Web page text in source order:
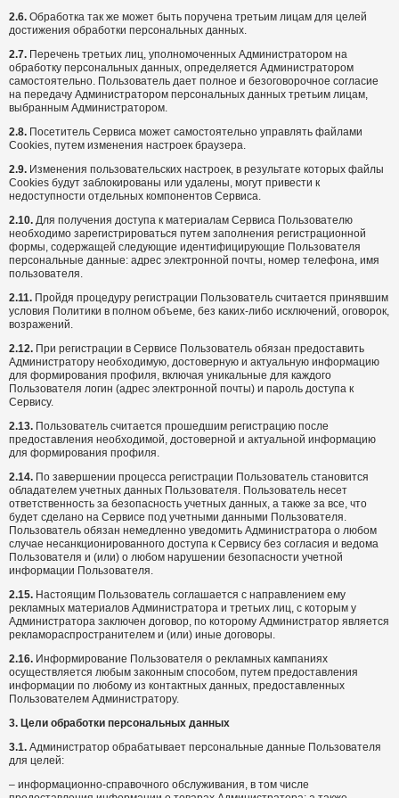
2.6. Обработка так же может быть поручена третьим лицам для целей
достижения обработки персональных данных.
2.7. Перечень третьих лиц, уполномоченных Администратором на
обработку персональных данных, определяется Администратором
самостоятельно. Пользователь дает полное и безоговорочное согласие
на передачу Администратором персональных данных третьим лицам,
выбранным Администратором.
2.8. Посетитель Сервиса может самостоятельно управлять файлами
Cookies, путем изменения настроек браузера.
2.9. Изменения пользовательских настроек, в результате которых файлы
Cookies будут заблокированы или удалены, могут привести к
недоступности отдельных компонентов Сервиса.
2.10. Для получения доступа к материалам Сервиса Пользователю
необходимо зарегистрироваться путем заполнения регистрационной
формы, содержащей следующие идентифицирующие Пользователя
персональные данные: адрес электронной почты, номер телефона, имя
пользователя.
2.11. Пройдя процедуру регистрации Пользователь считается принявшим
условия Политики в полном объеме, без каких-либо исключений, оговорок,
возражений.
2.12. При регистрации в Сервисе Пользователь обязан предоставить
Администратору необходимую, достоверную и актуальную информацию
для формирования профиля, включая уникальные для каждого
Пользователя логин (адрес электронной почты) и пароль доступа к
Сервису.
2.13. Пользователь считается прошедшим регистрацию после
предоставления необходимой, достоверной и актуальной информацию
для формирования профиля.
2.14. По завершении процесса регистрации Пользователь становится
обладателем учетных данных Пользователя. Пользователь несет
ответственность за безопасность учетных данных, а также за все, что
будет сделано на Сервисе под учетными данными Пользователя.
Пользователь обязан немедленно уведомить Администратора о любом
случае несанкционированного доступа к Сервису без согласия и ведома
Пользователя и (или) о любом нарушении безопасности учетной
информации Пользователя.
2.15. Настоящим Пользователь соглашается с направлением ему
рекламных материалов Администратора и третьих лиц, с которым у
Администратора заключен договор, по которому Администратор является
рекламораспространителем и (или) иные договоры.
2.16. Информирование Пользователя о рекламных кампаниях
осуществляется любым законным способом, путем предоставления
информации по любому из контактных данных, предоставленных
Пользователем Администратору.
3. Цели обработки персональных данных
3.1. Администратор обрабатывает персональные данные Пользователя
для целей:
– информационно-справочного обслуживания, в том числе